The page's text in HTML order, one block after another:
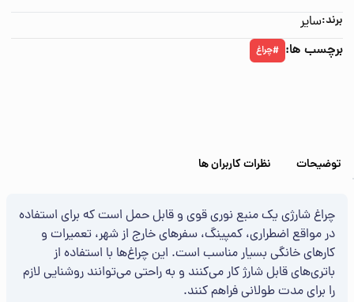
برند:سایر
برچسب ها: #چراغ
توضیحات نظرات کاربران ها
چراغ شارژی یک منبع نوری قوی و قابل حمل است که برای استفاده
در مواقع اضطراری، کمپینگ، سفرهای خارج از شهر، تعمیرات و
کارهای خانگی بسیار مناسب است. این چراغ‌ها با استفاده از
باتری‌های قابل شارژ کار می‌کنند و به راحتی می‌توانند روشنایی لازم
را برای مدت طولانی فراهم کنند.